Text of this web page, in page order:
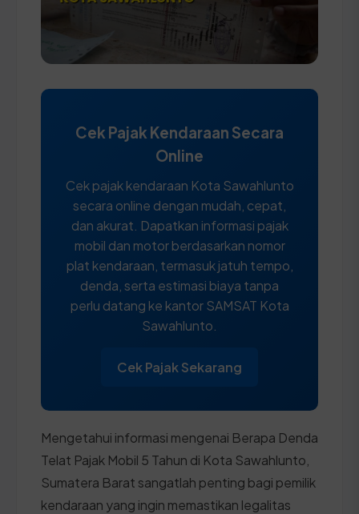
Cek Pajak Kendaraan Secara
Online
Cek pajak kendaraan Kota Sawahlunto
secara online dengan mudah, cepat,
dan akurat. Dapatkan informasi pajak
mobil dan motor berdasarkan nomor
plat kendaraan, termasuk jatuh tempo,
denda, serta estimasi biaya tanpa
perlu datang ke kantor SAMSAT Kota
Sawahlunto.
Cek Pajak Sekarang
Mengetahui informasi mengenai Berapa Denda
Telat Pajak Mobil 5 Tahun di Kota Sawahlunto,
Sumatera Barat sangatlah penting bagi pemilik
kendaraan yang ingin memastikan legalitas